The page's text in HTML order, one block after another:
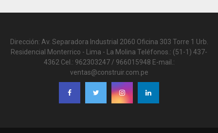
Dirección: Av. Separadora Industrial 2060 Oficina 303 Torre 1 Urb.
Residencial Monterrico - Lima - La Molina Teléfonos.: (51-1) 437-
4362 Cel.: 962303247 / 966015948 E-mail.:
ventas@construir.com.pe